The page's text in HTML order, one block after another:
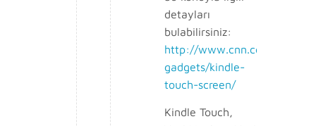
detayları
bulabilirsiniz:
http://www.cnn.com/2011/
gadgets/kindle-
touch-screen/
Kindle Touch,